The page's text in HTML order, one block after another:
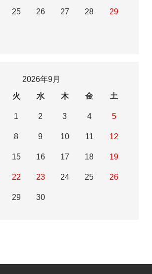
25 26 27 28 29
2026年9月
火 水 木 金 土
1 2 3 4 5
8 9 10 11 12
15 16 17 18 19
22 23 24 25 26
29 30